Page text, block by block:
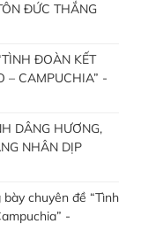
ĐỨC THẮNG
ĐOÀN KẾT
– CAMPUCHIA” -
DÂNG HƯƠNG,
NHÂN DỊP
chuyên đề “Tình
-